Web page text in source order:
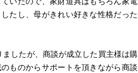
たし、母がきれい好きな性格だった
したが、商談が成立した買主様は購
ものからサポートを頂きながら商談